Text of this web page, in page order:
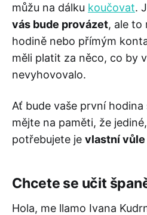
můžu na dálku koučovat.
vás bude provázet, ale to
hodině nebo přímým
měli platit za něco, co by
nevyhovovalo.
Ať bude vaše první
mějte na paměti, že
potřebujete je vlastní vůle
Chcete se učit
Hola, me llamo Ivana